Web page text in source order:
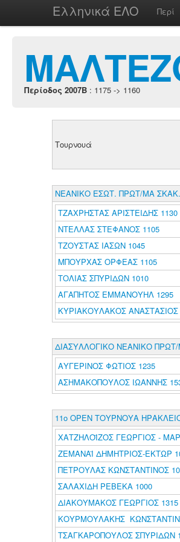
Ελληνικά ΕΛΟ Περί
Περίοδος 2007B : 1175 -> 1160
Τουρνουά
ΝΕΑΝΙΚΟ ΕΣΩΤ. ΠΡΩΤ/ΜΑ
ΤΖΑΧΡΗΣΤΑΣ ΑΡΙΣΤΕΙΔΗΣ 1130
ΝΤΕΛΛΑΣ ΣΤΕΦΑΝΟΣ 1105
ΤΖΟΥΣΤΑΣ ΙΑΣΩΝ 1045
ΜΠΟΥΡΧΑΣ ΟΡΦΕΑΣ 1105
ΤΟΛΙΑΣ ΣΠΥΡΙΔΩΝ 1010
ΑΓΑΠΗΤΟΣ ΕΜΜΑΝΟΥΗΛ 1295
ΚΥΡΙΑΚΟΥΛΑΚΟΣ ΑΝΑΣΤΑΣΙΟΣ
ΔΙΑΣΥΛΛΟΓΙΚΟ ΝΕΑΝΙΚΟ
ΑΥΓΕΡΙΝΟΣ ΦΩΤΙΟΣ 1235
ΑΣΗΜΑΚΟΠΟΥΛΟΣ ΙΩΑΝΝΗΣ
11ο ΟΡΕΝ ΤΟΥΡΝΟΥΑ
ΧΑΤΖΗΛΟΪΖΟΣ ΓΕΩΡΓΙΟΣ -
ΖΕΜΑΝΑΪ ΔΗΜΗΤΡΙΟΣ-ΕΚΤΩΡ
ΠΕΤΡΟΥΛΑΣ ΚΩΝΣΤΑΝΤΙΝΟΣ
ΣΑΛΑΧΙΔΗ ΡΕΒΕΚΑ 1000
ΔΙΑΚΟΥΜΑΚΟΣ ΓΕΩΡΓΙΟΣ 1315
ΚΟΥΡΜΟΥΛΑΚΗΣ
ΤΣΑΓΚΑΡΟΠΟΥΛΟΣ ΣΠΥΡΙΔΩΝ